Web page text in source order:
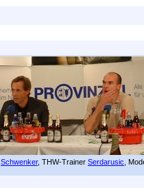
Schwenker, THW-Trainer Serdarusic ,